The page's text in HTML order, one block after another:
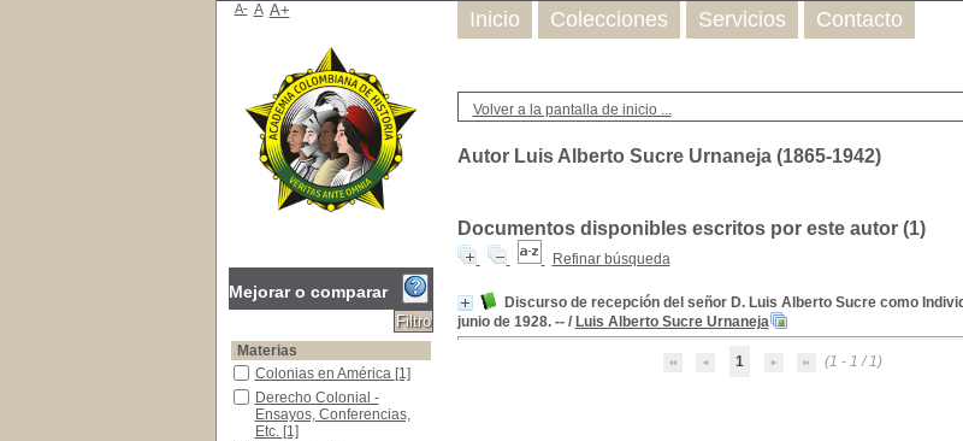
Volver a la pantalla de inicio ...
Autor Luis Alberto Sucre Urnaneja (1865-1942)
Documentos disponibles escritos por este autor (1)
Refinar búsqueda
Discurso de recepción del señor D. Luis Alberto Sucre como
junio de 1928. --/ Luis Alberto Sucre Urnaneja
1 (1 - 1 / 1)
Inicio Colecciones Servicios Contacto
A- A A+
Mejorar o comparar
Materias
Colonias en América
Colonias en América [1]
Derecho Colonial - Ensayos, Conferencias, Etc.
Derecho Colonial -
Ensayos, Conferencias,
Etc. [1]